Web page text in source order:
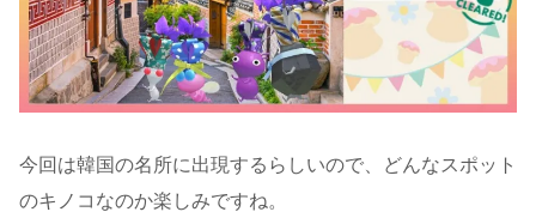
今回は韓国の名所に出現するらしいので、どんなスポット
のキノコなのか楽しみですね。